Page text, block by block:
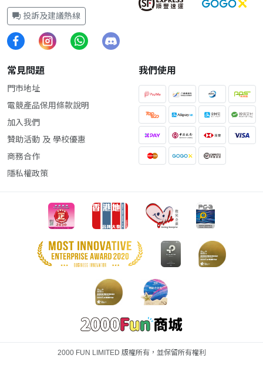
投訴及建議熱線
常見問題
門市地址
電競產品保用條款說明
加入我們
贊助活動 及 學校優惠
商務合作
隱私權政策
我們使用
2000 FUN LIMITED 版權所有，並保留所有權利